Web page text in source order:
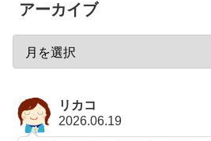
アーカイブ
リカコ
2026.06.19